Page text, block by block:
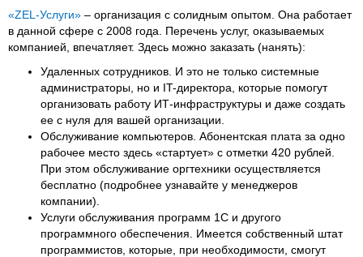
«ZEL-Услуги» – организация с солидным опытом. Она работает
в данной сфере с 2008 года. Перечень услуг, оказываемых
компанией, впечатляет. Здесь можно заказать (нанять):
Удаленных сотрудников. И это не только системные
администраторы, но и IT-директора, которые помогут
организовать работу ИТ-инфраструктуры и даже создать
ее с нуля для вашей организации.
Обслуживание компьютеров. Абонентская плата за одно
рабочее место здесь «стартует» с отметки 420 рублей.
При этом обслуживание оргтехники осуществляется
бесплатно (подробнее узнавайте у менеджеров
компании).
Услуги обслуживания программ 1С и другого
программного обеспечения. Имеется собственный штат
программистов, которые, при необходимости, смогут